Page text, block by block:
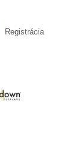
Registrácia